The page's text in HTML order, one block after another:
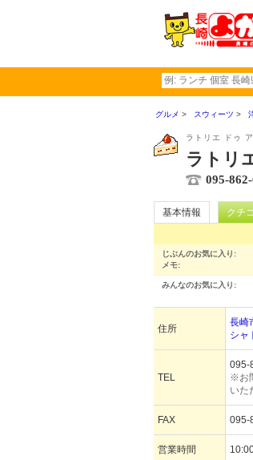
グルメ スウィーツ
ラトリエ ドゥ
ラトリ
095-
基本情報 クチ
じぶんのお気に入り:
メモ:
みんなのお気に入り:
住所
長崎
シャ
TEL
095-
※お
いた
FAX 095-
営業時間